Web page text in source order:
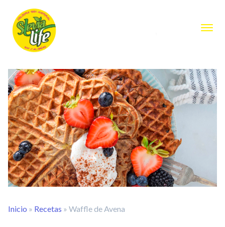
Inicio » Recetas » Waffle de Avena